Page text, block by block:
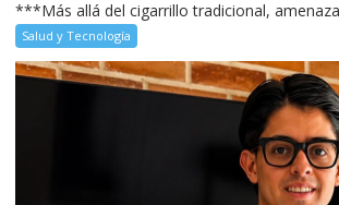
***Más allá del cigarrillo tradicional,
Salud y Tecnología